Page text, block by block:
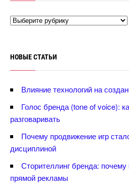
НОВЫЕ СТАТЬИ
лияние технологий на
Голос бренда (tone of voice):
разговаривать
Почему продвижение игр
дисциплиной
Сторителлинг бренда:
прямой рекламы